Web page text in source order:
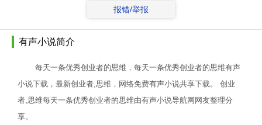
报错/举报
有声小说简介
每天一条优秀创业者的思维，每天一条优秀创业者的思维有声
小说下载，最新创业者,思维，网络免费有声小说共享下载。 创业
者,思维每天一条优秀创业者的思维由有声小说导航网网友整理分
享。